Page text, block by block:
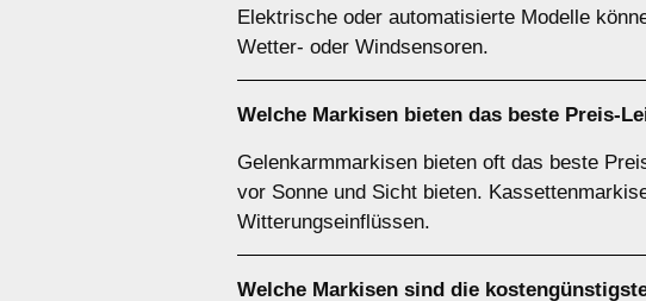
Elektrische oder automatisierte Modelle
Wetter- oder Windsensoren.
Welche Markisen bieten das beste Preis-
Gelenkarmmarkisen bieten oft das beste
vor Sonne und Sicht bieten.
Witterungseinflüssen.
Welche Markisen sind die